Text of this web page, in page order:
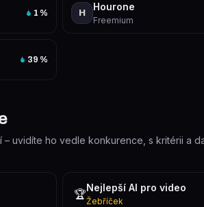
1 % H
Hourone
Freemium
39 %
uvidíte ho vedle konkurence, s kritérii a
🏆Nejlepší AI pro video
Žebříček